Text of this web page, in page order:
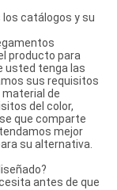
los catálogos y su
producto para
usted tenga las
sus requisitos
material de
del color,
que comparte
mejor
su alternativa.
antes de que